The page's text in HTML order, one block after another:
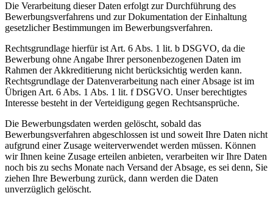
Die Verarbeitung dieser Daten erfolgt zur Durchführung des
Bewerbungsverfahrens und zur Dokumentation der Einhaltung
gesetzlicher Bestimmungen im Bewerbungsverfahren.
Rechtsgrundlage hierfür ist Art. 6 Abs. 1 lit. b DSGVO, da die
Bewerbung ohne Angabe Ihrer personenbezogenen Daten im
Rahmen der Akkreditierung nicht berücksichtig werden kann.
Rechtsgrundlage der Datenverarbeitung nach einer Absage ist im
Übrigen Art. 6 Abs. 1 Abs. 1 lit. f DSGVO. Unser berechtigtes
Interesse besteht in der Verteidigung gegen Rechtsansprüche.
Die Bewerbungsdaten werden gelöscht, sobald das
Bewerbungsverfahren abgeschlossen ist und soweit Ihre Daten nicht
aufgrund einer Zusage weiterverwendet werden müssen. Können
wir Ihnen keine Zusage erteilen anbieten, verarbeiten wir Ihre Daten
noch bis zu sechs Monate nach Versand der Absage, es sei denn, Sie
ziehen Ihre Bewerbung zurück, dann werden die Daten
unverzüglich gelöscht.